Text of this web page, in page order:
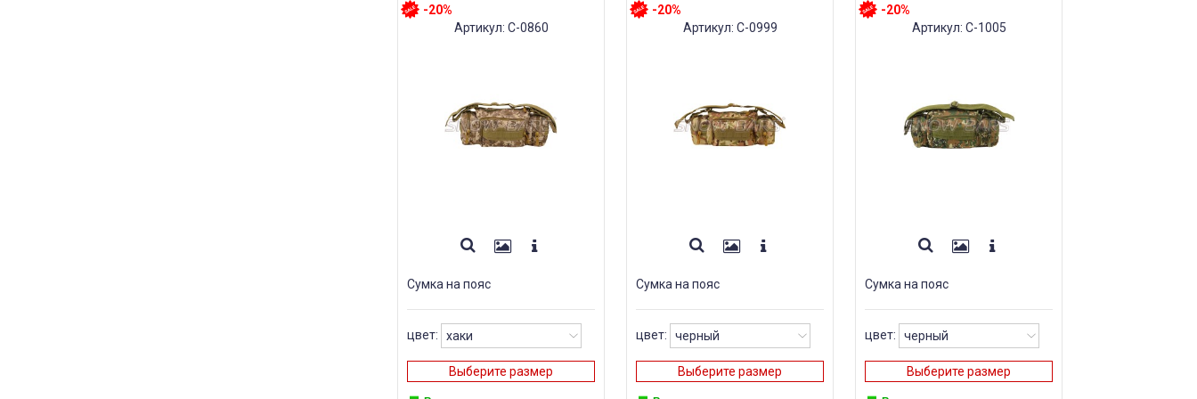
-20%
Артикул: С-0860
Сумка на пояс
цвет:
Выберите размер
-20%
Артикул: С-0999
Сумка на пояс
цвет:
Выберите размер
-20%
Артикул: С-1005
Сумка на пояс
цвет:
Выберите размер